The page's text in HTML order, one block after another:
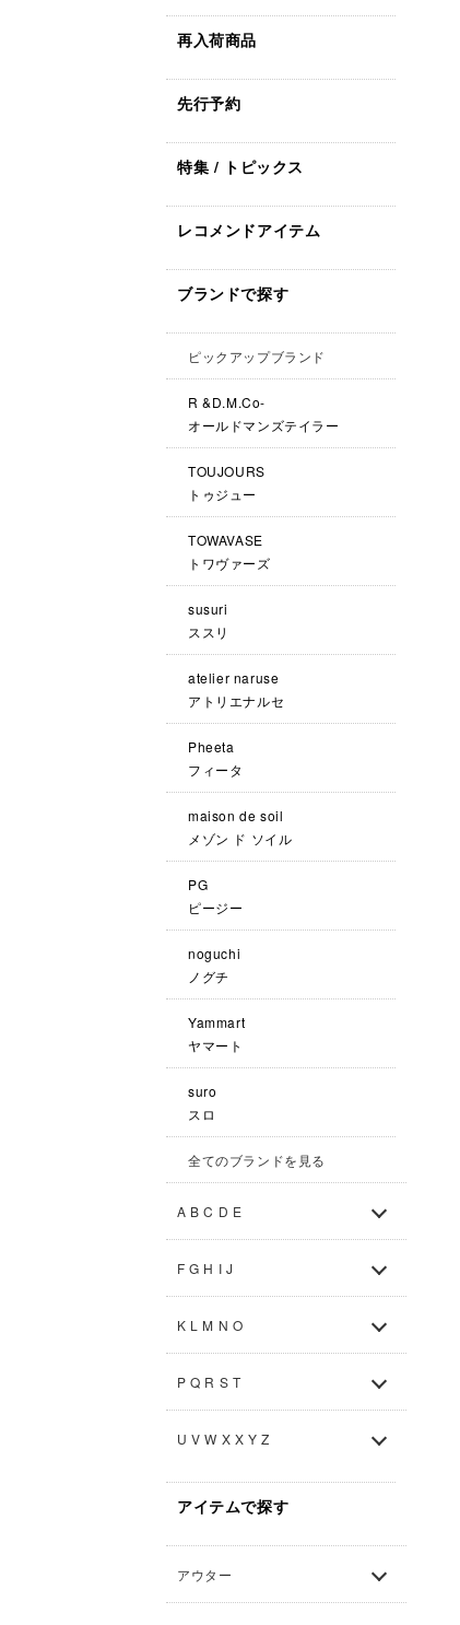
再入荷商品
先行予約
特集 / トピックス
レコメンドアイテム
ブランドで探す
ピックアップブランド
R &D.M.Co-
オールドマンズテイラー
TOUJOURS
トゥジュー
TOWAVASE
トワヴァーズ
susuri
ススリ
atelier naruse
アトリエナルセ
Pheeta
フィータ
maison de soil
メゾン ド ソイル
PG
ピージー
noguchi
ノグチ
Yammart
ヤマート
suro
スロ
全てのブランドを見る
A B C D E
F G H I J
K L M N O
P Q R S T
U V W X X Y Z
アイテムで探す
アウター